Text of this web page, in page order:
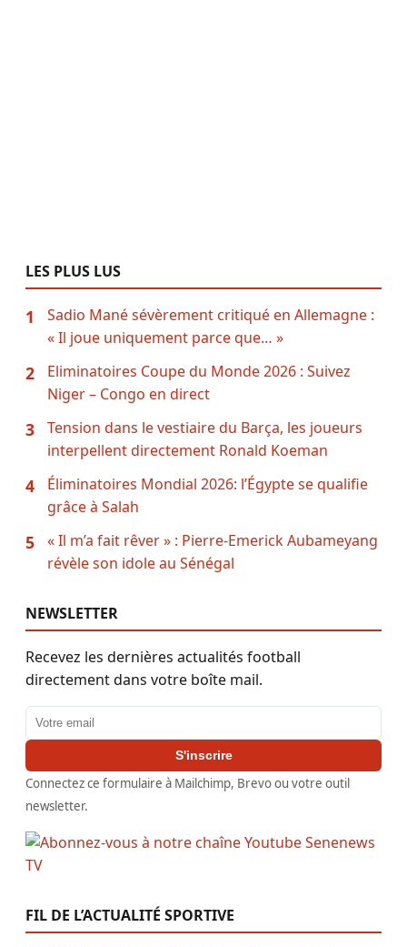
LES PLUS LUS
1
Sadio Mané sévèrement critiqué en Allemagne :
« Il joue uniquement parce que… »
2
Eliminatoires Coupe du Monde 2026 : Suivez
Niger – Congo en direct
3
Tension dans le vestiaire du Barça, les joueurs
interpellent directement Ronald Koeman
4
Éliminatoires Mondial 2026: l’Égypte se qualifie
grâce à Salah
5
« Il m’a fait rêver » : Pierre-Emerick Aubameyang
révèle son idole au Sénégal
NEWSLETTER
Recevez les dernières actualités football
directement dans votre boîte mail.
Adresse email
S'inscrire
Connectez ce formulaire à Mailchimp, Brevo ou votre outil
newsletter.
FIL DE L’ACTUALITÉ SPORTIVE